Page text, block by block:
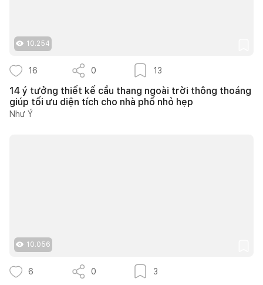
10.254
16 0 13
14 ý tưởng thiết kế cầu thang ngoài trời thông thoáng
giúp tối ưu diện tích cho nhà phố nhỏ hẹp
Như Ý
10.056
6 0 3